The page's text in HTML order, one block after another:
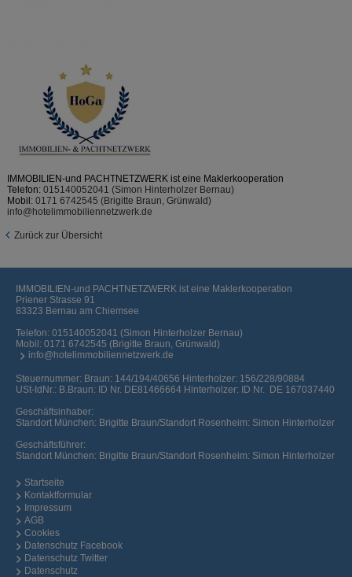
IMMOBILIEN-und PACHTNETZWERK ist eine Maklerkooperation
Telefon: 015140052041 (Simon Hinterholzer Bernau)
Mobil: 0171 6742545 (Brigitte Braun, Grünwald)
info@hotelimmobiliennetzwerk.de
Zurück zur Übersicht
IMMOBILIEN-und PACHTNETZWERK ist eine Maklerkooperation
Priener Strasse 91
83323 Bernau am Chiemsee
Telefon: 015140052041 (Simon Hinterholzer Bernau)
Mobil: 0171 6742545 (Brigitte Braun, Grünwald)
info@hotelimmobiliennetzwerk.de
Steuernummer: Braun: 144/194/40656 Hinterholzer: 156/228/90884
USt-IdNr.: B.Braun: ID Nr. DE81466664 Hinterholzer: ID Nr. DE 167037440
Geschäftsinhaber:
Standort München: Brigitte Braun/Standort Rosenheim: Simon Hinterholzer
Geschäftsführer:
Standort München: Brigitte Braun/Standort Rosenheim: Simon Hinterholzer
Startseite
Kontaktformular
Impressum
AGB
Cookies
Datenschutz Facebook
Datenschutz Twitter
Datenschutz